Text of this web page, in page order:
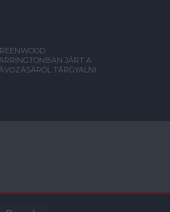
JÁRT A
TÁRGYALNI